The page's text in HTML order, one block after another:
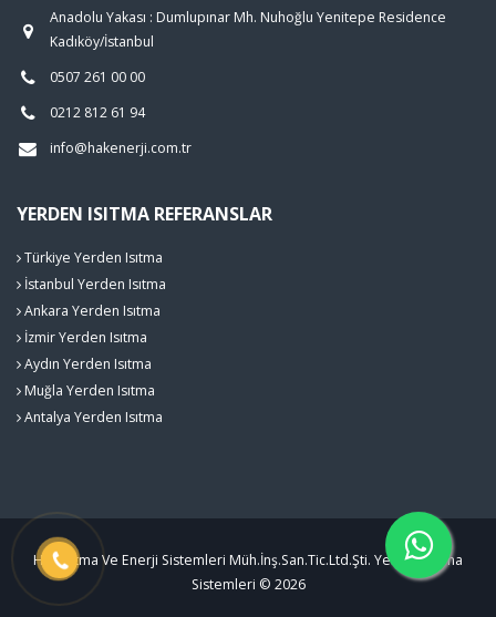
Anadolu Yakası : Dumlupınar Mh. Nuhoğlu Yenitepe Residence
Kadıköy/İstanbul
0507 261 00 00
0212 812 61 94
info@hakenerji.com.tr
YERDEN ISITMA REFERANSLAR
Türkiye Yerden Isıtma
İstanbul Yerden Isıtma
Ankara Yerden Isıtma
İzmir Yerden Isıtma
Aydın Yerden Isıtma
Muğla Yerden Isıtma
Antalya Yerden Isıtma
Hak Isıtma Ve Enerji Sistemleri Müh.İnş.San.Tic.Ltd.Şti. Yerden Isıtma
Sistemleri © 2026